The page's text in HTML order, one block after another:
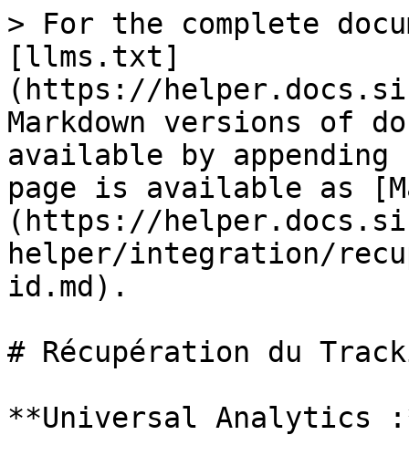
> For the complete
[llms.txt]
(https://
Markdown versions of
available by
page is available as
(https://
helper/integration/
id.md).
# Récupération du
**Universal Analytics